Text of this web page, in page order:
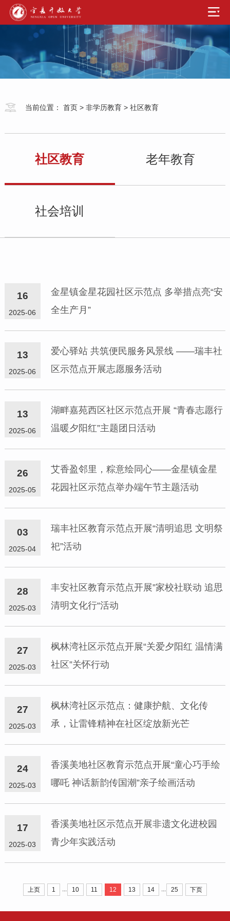
当前位置： 首页> 非学历教育> 社区教育
社区教育 老年教育
社会培训
16
2025-06
金星镇金星花园社区示范点 多举措点亮“安
全生产月”
13
2025-06
爱心驿站 共筑便民服务风景线 ——瑞丰社
区示范点开展志愿服务活动
13
2025-06
湖畔嘉苑西区社区示范点开展 “青春志愿行
温暖夕阳红”主题团日活动
26
2025-05
艾香盈邻里，粽意绘同心——金星镇金星
花园社区示范点举办端午节主题活动
03
2025-04
瑞丰社区教育示范点开展“清明追思 文明祭
祀”活动
28
2025-03
丰安社区教育示范点开展”家校社联动 追思
清明文化行“活动
27
2025-03
枫林湾社区示范点开展“关爱夕阳红 温情满
社区”关怀行动
27
2025-03
枫林湾社区示范点：健康护航、文化传
承，让雷锋精神在社区绽放新光芒
24
2025-03
香溪美地社区教育示范点开展“童心巧手绘
哪吒 神话新韵传国潮”亲子绘画活动
17
2025-03
香溪美地社区示范点开展非遗文化进校园
青少年实践活动
上页 1 ... 10 11 12 13 14 ... 25 下页